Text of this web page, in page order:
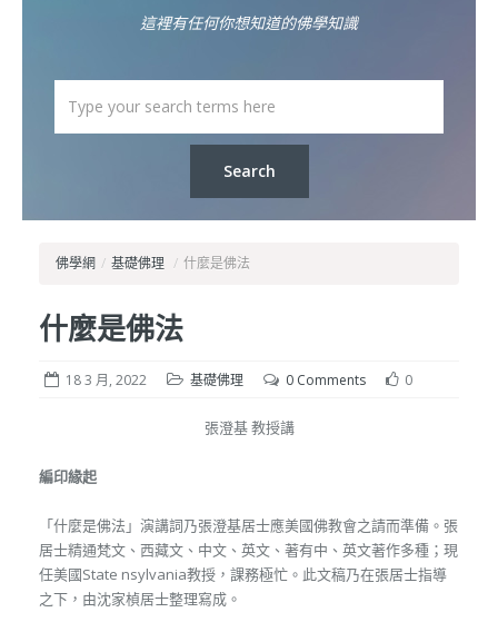
這裡有任何你想知道的佛學知識
佛學網 / 基礎佛理 / 什麼是佛法
什麼是佛法
18 3 月, 2022 基礎佛理 0 Comments 0
張澄基 教授講
編印緣起
「什麼是佛法」演講詞乃張澄基居士應美國佛教會之請而準備。張
居士精通梵文、西藏文、中文、英文、著有中、英文著作多種；現
任美國State nsylvania教授，課務極忙。此文稿乃在張居士指導
之下，由沈家楨居士整理寫成。